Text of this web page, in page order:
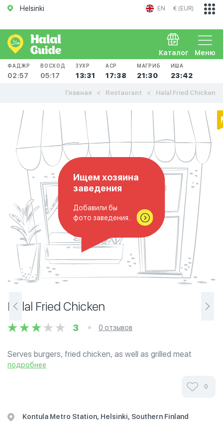
Helsinki EN € (EUR)
Меню
Каталог
ФАДЖР
02:57
ВОСХОД
05:17
ЗУХР
13:31
АСР
17:38
МАГРИБ
21:30
ИША
23:42
Главная Restaurant Halal Fried Chicken
Ищем хозяина
заведения
Добавили бы
фото заведения..
Halal Fried Chicken
3 0 отзывов
Serves burgers, fried chicken, as well as grilled meat
dishes.
подробнее
0
Kontula Metro Station, Helsinki, Southern Finland